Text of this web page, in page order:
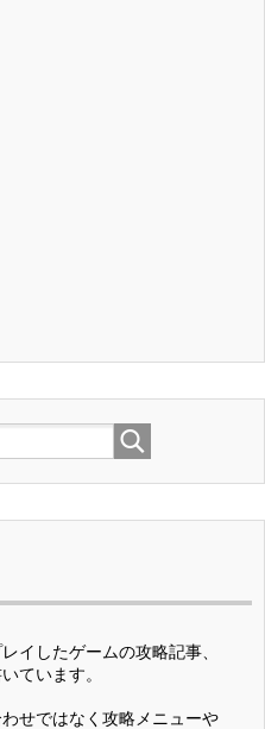
イしたゲームの攻略記事、
ています。
せではなく攻略メニューや